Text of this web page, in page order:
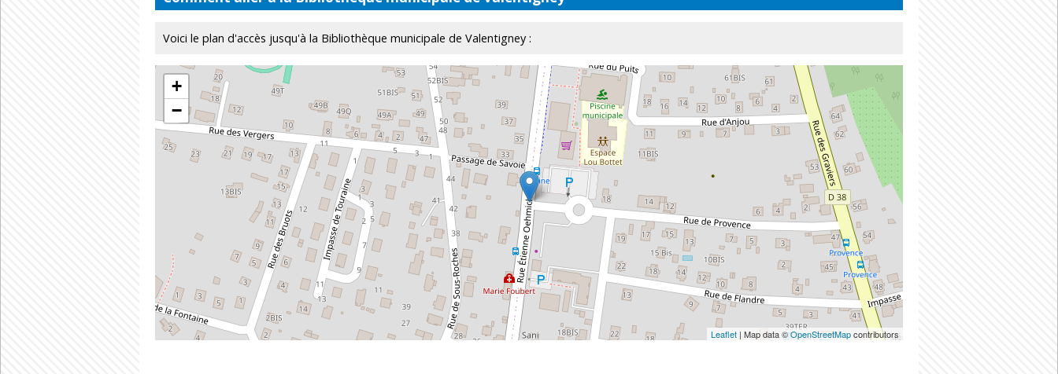
Voici le plan d'accès jusqu'à la Bibliothèque municipale de Valentigney :
+
−
Leaflet | Map data ©OpenStreetMapcontributors